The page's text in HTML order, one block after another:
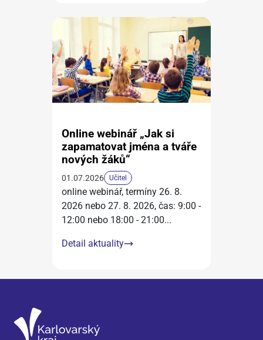
Online webinář „Jak si
zapamatovat jména a tváře
nových žáků“
01.07.2026 Učitel
online webinář, termíny 26. 8.
2026 nebo 27. 8. 2026, čas: 9:00 -
12:00 nebo 18:00 - 21:00...
Detail aktuality